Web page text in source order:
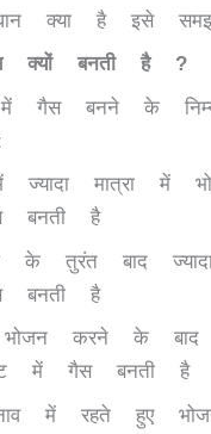
क्या है इसे
बनती है?
में गैस बनने के
ज्यादा मात्रा में
बनती है
के तुरंत बाद
बनती है
करने के बाद
में गैस बनती है
में रहते हुए